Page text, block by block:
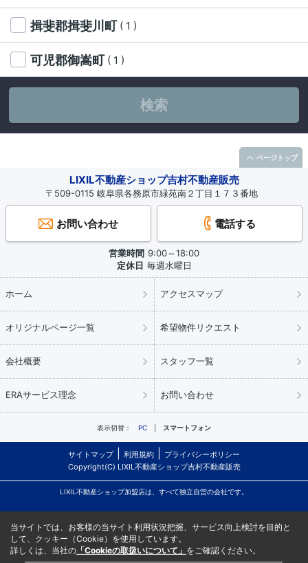
揖斐郡揖斐川町 ( 1 )
可児郡御嵩町 ( 1 )
検索
LIXIL不動産ショップ吉村不動産販売
〒509-0115 岐阜県各務原市緑苑南２丁目１７３番地
お問い合わせ 電話する
営業時間 9:00～18:00
定休日 毎週水曜日
ホーム アクセスマップ
オリジナルページ一覧 希望物件リクエスト
会社概要 スタッフ一覧
ERAサービス理念 お問い合わせ
表示切替： PC スマートフォン
サイトマップ 利用規約
プライバシーポリシー
Copyright(C) LIXIL不動産ショップ吉村不動産販売
LIXIL不動産ショップ加盟店は、すべて独立自営の会社です。
ページトップ
当サイトでは、お客様の当サイト利用状況把握、サービス向上検討を目的と
して、クッキー（Cookie）を使用しています。
詳しくは、当社の 「Cookieの取扱いについて」 をご確認ください。